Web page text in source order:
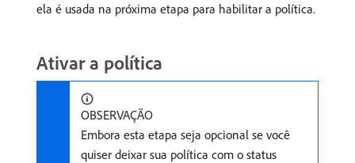
ela é usada na próxima etapa para habilitar a política.
Ativar a política
OBSERVAÇÃO
Embora esta etapa seja opcional se você
quiser deixar sua política com o status